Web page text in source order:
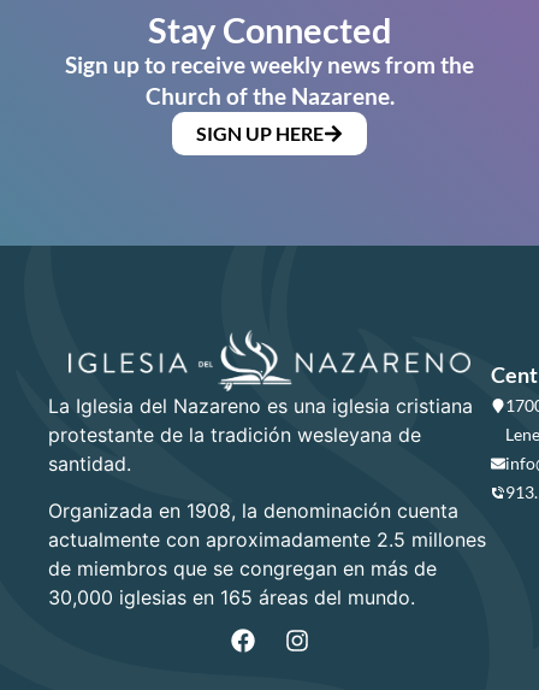
Stay Connected
Sign up to receive weekly news from the
Church of the Nazarene.
SIGN UP HERE
La Iglesia del Nazareno es una iglesia cristiana
protestante de la tradición wesleyana de
santidad.
Organizada en 1908, la denominación cuenta
actualmente con aproximadamente 2.5 millones
de miembros que se congregan en más de
30,000 iglesias en 165 áreas del mundo.